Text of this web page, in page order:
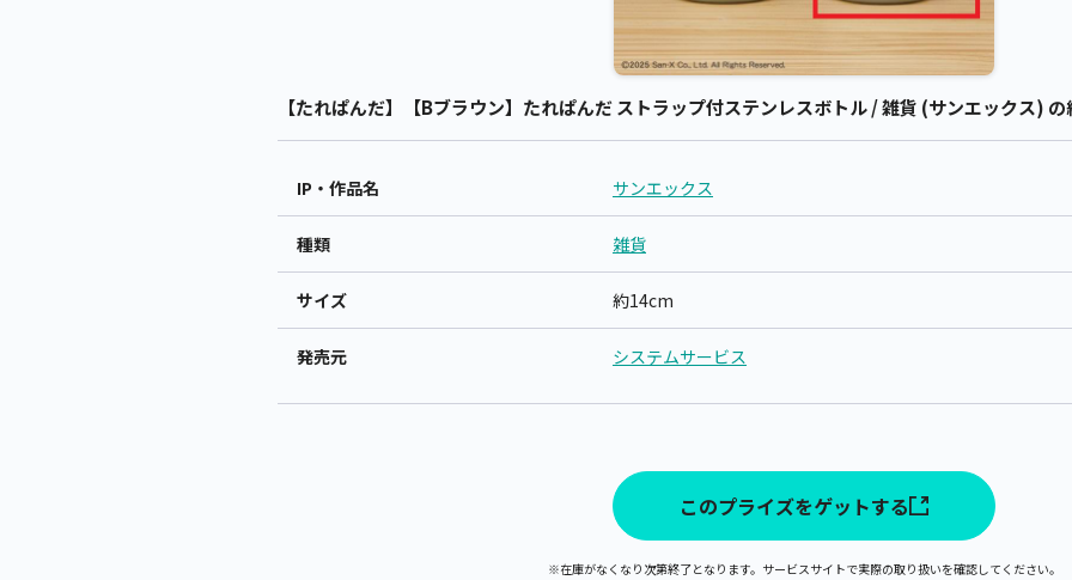
【たれぱんだ】【Bブラウン】たれぱんだ ストラップ付ステンレスボトル / 雑貨 (サンエックス) の
IP・作品名 サンエックス
種類 雑貨
サイズ 約14cm
発売元 システムサービス
このプライズをゲットする
※在庫がなくなり次第終了となります。サービスサイトで実際の取り扱いを確認してください。